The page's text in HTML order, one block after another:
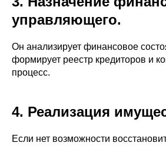
управляющего.
Он анализирует финансовое
формирует реестр кредиторов и
процесс.
4. Реализация
Если нет возможности